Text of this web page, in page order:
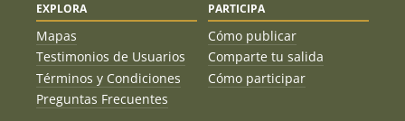
EXPLORA
Mapas
Testimonios de Usuarios
Términos y Condiciones
Preguntas Frecuentes
PARTICIPA
Cómo publicar
Comparte tu salida
Cómo participar